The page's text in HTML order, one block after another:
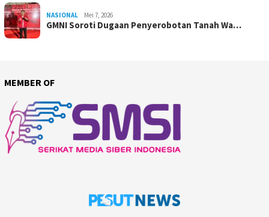
NASIONAL Mei 7, 2026
GMNI Soroti Dugaan Penyerobotan Tanah Wa…
MEMBER OF